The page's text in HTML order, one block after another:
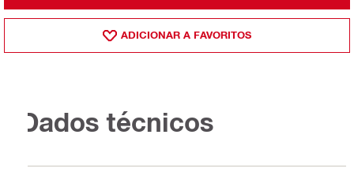
ADICIONAR A FAVORITOS
Dados técnicos